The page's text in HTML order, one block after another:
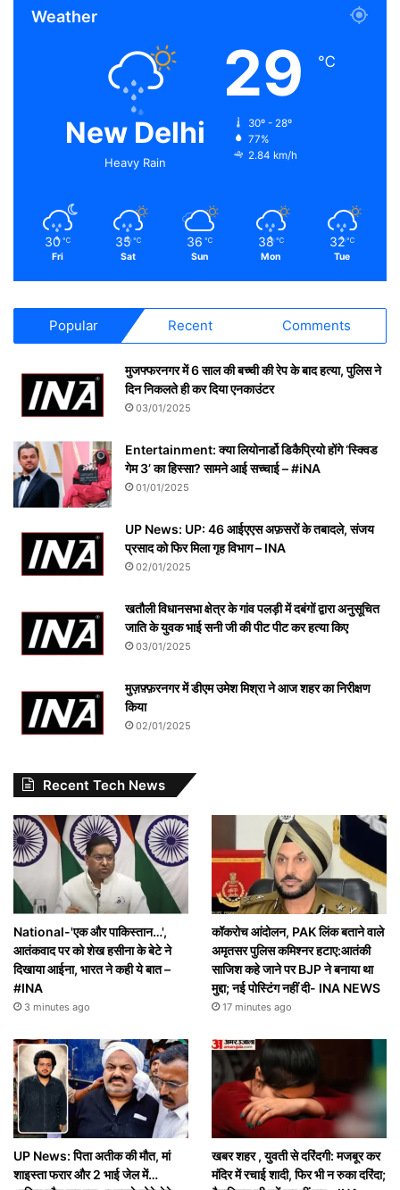
Weather
New Delhi
Heavy Rain
29 ℃
30º - 28º
77%
2.84 km/h
30 ℃
Fri
35 ℃
Sat
36 ℃
Sun
38 ℃
Mon
32 ℃
Tue
Popular Recent Comments
मुजफ्फरनगर में 6 साल की बच्ची की रेप के बाद हत्या, पुलिस ने
दिन निकलते ही कर दिया एनकाउंटर
03/01/2025
Entertainment: क्या लियोनार्डो डिकैप्रियो होंगे ‘स्क्विड
गेम 3’ का हिस्सा? सामने आई सच्चाई – #iNA
01/01/2025
UP News: UP: 46 आईएएस अफ़सरों के तबादले, संजय
प्रसाद को फिर मिला गृह विभाग – INA
02/01/2025
खतौली विधानसभा क्षेत्र के गांव पलड़ी में दबंगों द्वारा अनुसूचित
जाति के युवक भाई सनी जी की पीट पीट कर हत्या किए
03/01/2025
मुज़फ़्फ़रनगर में डीएम उमेश मिश्रा ने आज शहर का निरीक्षण
किया
02/01/2025
Recent Tech News
National-'एक और पाकिस्तान…',
आतंकवाद पर को शेख हसीना के बेटे ने
दिखाया आईना, भारत ने कही ये बात –
#INA
3 minutes ago
कॉकरोच आंदोलन, PAK लिंक बताने वाले
अमृतसर पुलिस कमिश्नर हटाए:आतंकी
साजिश कहे जाने पर BJP ने बनाया था
मुद्दा; नई पोस्टिंग नहीं दी- INA NEWS
17 minutes ago
UP News: पिता अतीक की मौत, मां
शाइस्ता फरार और 2 भाई जेल में…
खबर शहर , युवती से दरिंदगी: मजबूर कर
मंदिर में रचाई शादी, फिर भी न रुका दरिंदा;